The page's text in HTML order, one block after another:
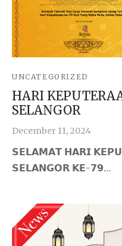
UNCATEGORIZED
HARI
SELANGOR
December 11, 2024
𝗦𝗘𝗟𝗔𝗠𝗔𝗧 𝗛𝗔𝗥𝗜
𝗦𝗘𝗟𝗔𝗡𝗚𝗢𝗥 𝗞𝗘-𝟳𝟵…